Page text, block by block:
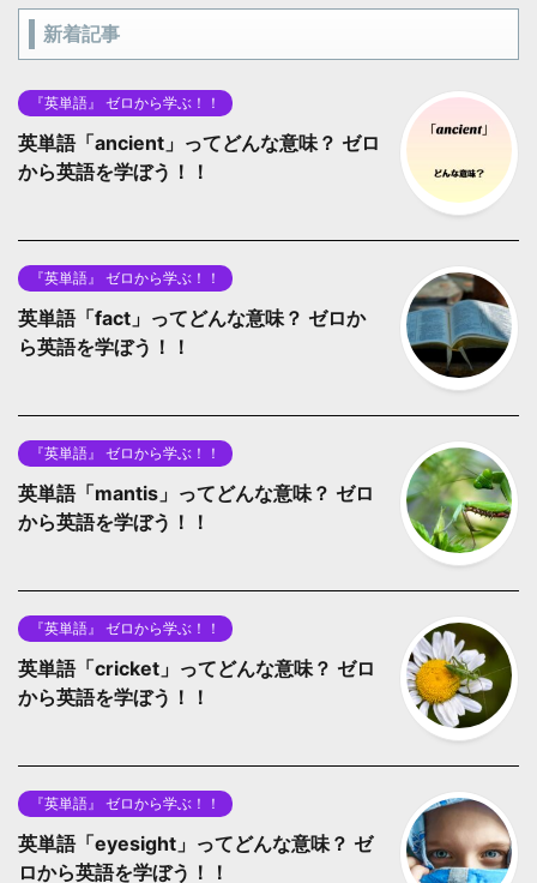
新着記事
『英単語』 ゼロから学ぶ！！
英単語「ancient」ってどんな意味？ ゼロ
から英語を学ぼう！！
『英単語』 ゼロから学ぶ！！
英単語「fact」ってどんな意味？ ゼロか
ら英語を学ぼう！！
『英単語』 ゼロから学ぶ！！
英単語「mantis」ってどんな意味？ ゼロ
から英語を学ぼう！！
『英単語』 ゼロから学ぶ！！
英単語「cricket」ってどんな意味？ ゼロ
から英語を学ぼう！！
『英単語』 ゼロから学ぶ！！
英単語「eyesight」ってどんな意味？ ゼ
ロから英語を学ぼう！！